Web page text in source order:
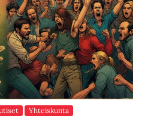
Yhteiskunta